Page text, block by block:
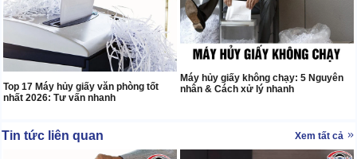
Top 17 Máy hủy giấy văn phòng tốt
nhất 2026: Tư vấn nhanh
Máy hủy giấy không chạy: 5 Nguyên
nhân & Cách xử lý nhanh
Tin tức liên quan Xem tất cả